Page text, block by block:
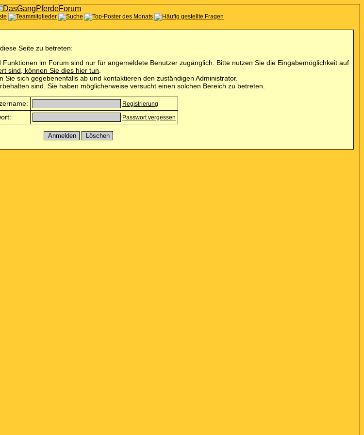
Seite zu betreten:
im Forum sind nur für angemeldete Benutzer zugänglich. Bitte nutzen Sie die Eingabemöglichkeit auf
sind, können Sie dies hier tun
sich gegebenenfalls ab und kontaktieren den zuständigen Administrator.
sind. Sie haben möglicherweise versucht einen solchen Bereich zu betreten.
Registrierung
Passwort vergessen